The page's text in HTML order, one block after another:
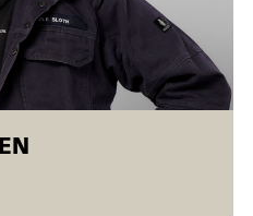
stigende
på grundlag af